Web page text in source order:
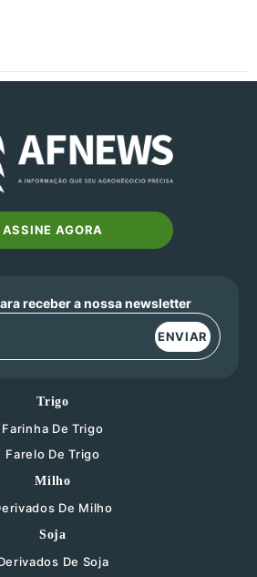
ASSINE AGORA
receber a nossa newsletter
ENVIAR
Trigo
Farinha De Trigo
Farelo De Trigo
Milho
De Milho
Soja
De Soja